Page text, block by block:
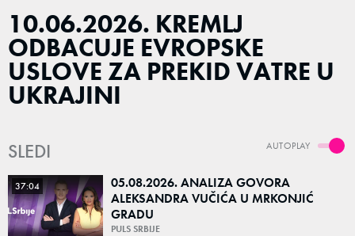
10.06.2026. KREMLJ
ODBACUJE EVROPSKE
USLOVE ZA PREKID VATRE U
UKRAJINI
AUTOPLAY
SLEDI
37:04
05.08.2026. ANALIZA GOVORA
ALEKSANDRA VUČIĆA U MRKONJIĆ
GRADU
PULS SRBIJE